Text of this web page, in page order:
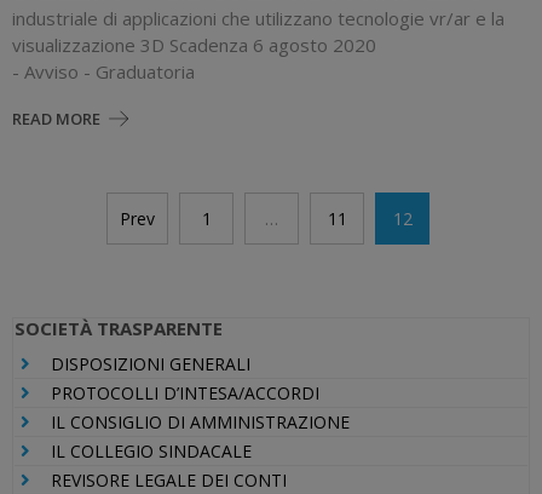
industriale di applicazioni che utilizzano tecnologie vr/ar e la
visualizzazione 3D Scadenza 6 agosto 2020
- Avviso - Graduatoria
READ MORE
Navigazione
Prev 1 … 11 12
SOCIETÀ TRASPARENTE
DISPOSIZIONI GENERALI
PROTOCOLLI D’INTESA/ACCORDI
IL CONSIGLIO DI AMMINISTRAZIONE
IL COLLEGIO SINDACALE
REVISORE LEGALE DEI CONTI